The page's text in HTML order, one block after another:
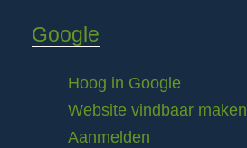
Google
Hoog in Google
Website vindbaar maken
Aanmelden